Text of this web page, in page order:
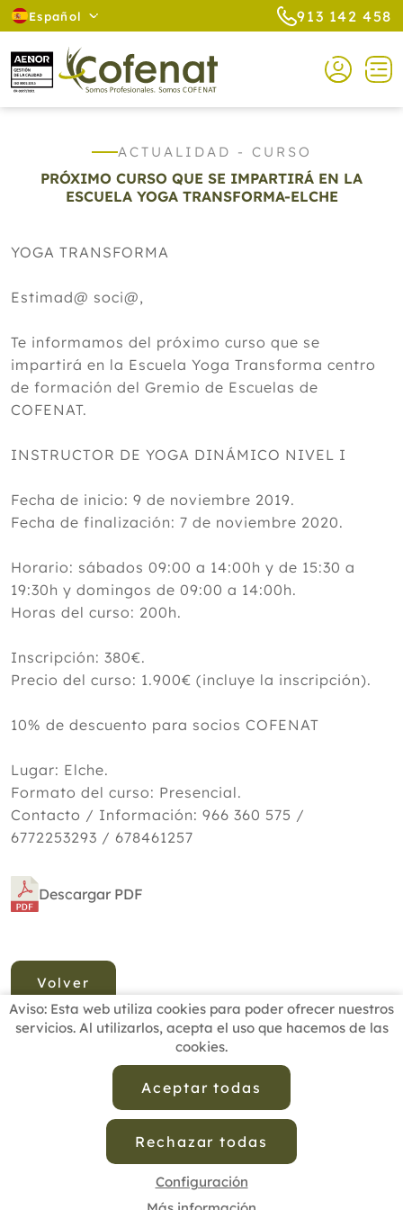
Español 913 142 458
ACTUALIDAD - CURSO
PRÓXIMO CURSO QUE SE IMPARTIRÁ EN LA
ESCUELA YOGA TRANSFORMA-ELCHE
YOGA TRANSFORMA
Estimad@ soci@,
Te informamos del próximo curso que se
impartirá en la Escuela Yoga Transforma centro
de formación del Gremio de Escuelas de
COFENAT.
INSTRUCTOR DE YOGA DINÁMICO NIVEL I
Fecha de inicio: 9 de noviembre 2019.
Fecha de finalización: 7 de noviembre 2020.
Horario: sábados 09:00 a 14:00h y de 15:30 a
19:30h y domingos de 09:00 a 14:00h.
Horas del curso: 200h.
Inscripción: 380€.
Precio del curso: 1.900€ (incluye la inscripción).
10% de descuento para socios COFENAT
Lugar: Elche.
Formato del curso: Presencial.
Contacto / Información: 966 360 575 /
6772253293 / 678461257
Descargar PDF
Volver
Aviso: Esta web utiliza cookies para poder ofrecer nuestros
servicios. Al utilizarlos, acepta el uso que hacemos de las
cookies.
Aceptar todas
Rechazar todas
Configuración
BUSCADOR PROFESIONALES
ESCUELAS RECOMENDADAS
CONTACTO
Política de Privacidad de Datos
Política de Calidad
Política de Cookies
Configuración de Cookies